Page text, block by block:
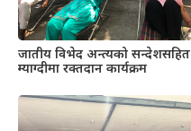
जातीय विभेद अन्त्यको सन्देशसहित
म्याग्दीमा रक्तदान कार्यक्रम